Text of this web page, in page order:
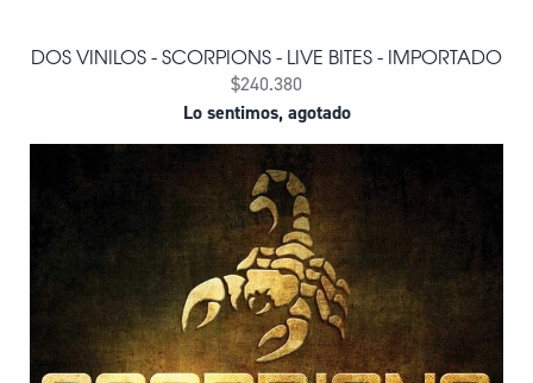
DOS VINILOS - SCORPIONS - LIVE BITES - IMPORTADO
$240.380
Lo sentimos, agotado